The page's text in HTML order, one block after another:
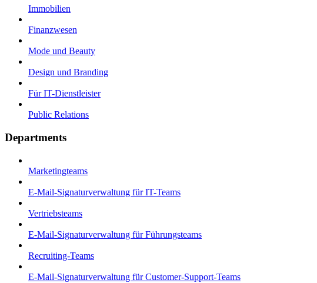
Immobilien
Finanzwesen
Mode und Beauty
Design und Branding
Für IT-Dienstleister
Public Relations
Departments
Marketingteams
E-Mail-Signaturverwaltung für IT-Teams
Vertriebsteams
E-Mail-Signaturverwaltung für Führungsteams
Recruiting-Teams
E-Mail-Signaturverwaltung für Customer-Support-Teams